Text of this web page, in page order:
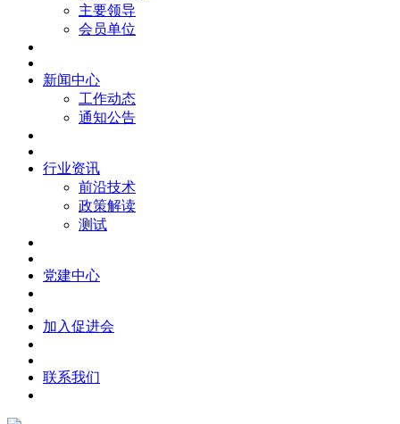
主要领导
会员单位
新闻中心
工作动态
通知公告
行业资讯
前沿技术
政策解读
测试
党建中心
加入促进会
联系我们